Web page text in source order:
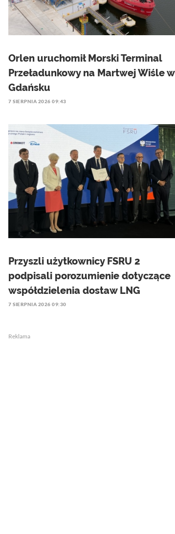
Orlen uruchomił Morski Terminal
Przeładunkowy na Martwej Wiśle w
Gdańsku
7 SIERPNIA 2026 09:43
Przyszli użytkownicy FSRU 2
podpisali porozumienie dotyczące
współdzielenia dostaw LNG
7 SIERPNIA 2026 09:30
Reklama